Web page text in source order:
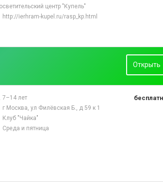
центр "Купель"
http://ierhram-kupel.ru/rasp_kp.html
Открыть
7–14 лет
г Москва, ул Филёвская Б., д 59 к 1
Клуб "Чайка"
Среда и пятница